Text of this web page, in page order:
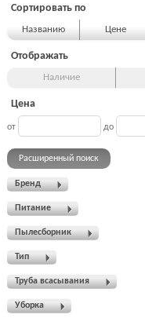
Сортировать по
Названию Цене
Отображать
Наличие
Цена
от до
Расширенный поиск
Бренд
Питание
Пылесборник
Тип
Труба всасывания
Уборка